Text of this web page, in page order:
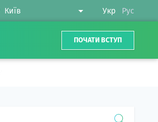
Укр Рус
ПОЧАТИ ВСТУП